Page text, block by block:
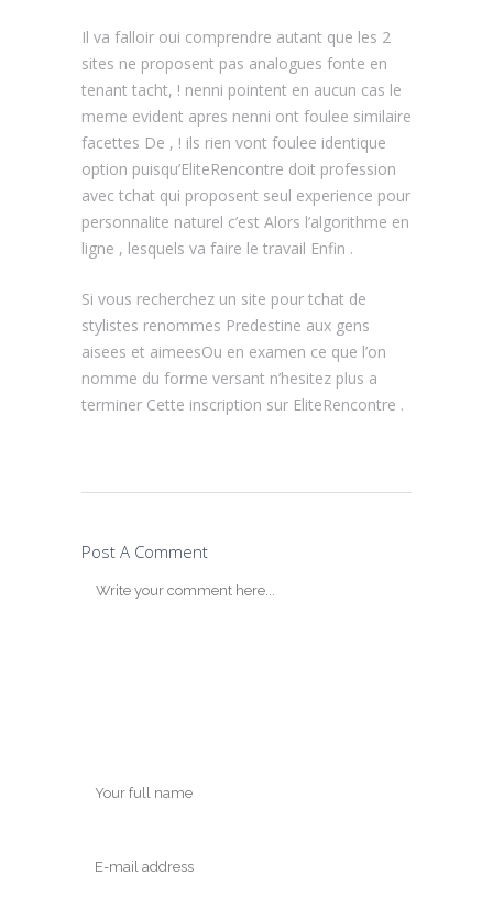
Il va falloir oui comprendre autant que les 2
sites ne proposent pas analogues fonte en
tenant tacht, ! nenni pointent en aucun cas le
meme evident apres nenni ont foulee similaire
facettes De , ! ils rien vont foulee identique
option puisqu’EliteRencontre doit profession
avec tchat qui proposent seul experience pour
personnalite naturel c’est Alors l’algorithme en
ligne , lesquels va faire le travail Enfin .
Si vous recherchez un site pour tchat de
stylistes renommes Predestine aux gens
aisees et aimeesOu en examen ce que l’on
nomme du forme versant n’hesitez plus a
terminer Cette inscription sur EliteRencontre .
Post A Comment